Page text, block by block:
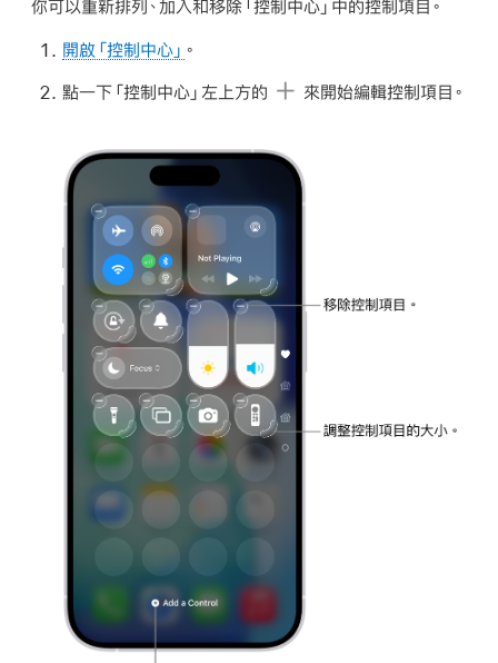
你可以重新排列、加入和移除「控制中心」中的控制項目。
開啟「控制中心」 。
點一下「控制中心」左上方的 來開始編輯控制項目。